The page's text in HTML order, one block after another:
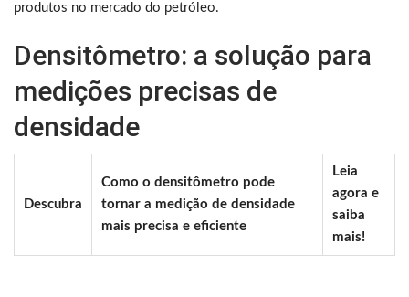
produtos no mercado do petróleo.
Densitômetro: a solução para
medições precisas de
densidade
Descubra
Como o densitômetro pode
tornar a medição de densidade
mais precisa e eficiente
Leia
agora e
saiba
mais!